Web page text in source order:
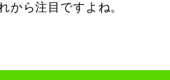
から注目ですよね。